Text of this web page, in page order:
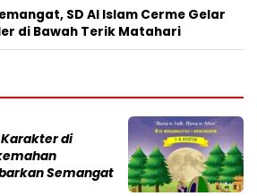
SD Al Islam Cerme Gelar
di Bawah Terik Matahari
di
Semangat